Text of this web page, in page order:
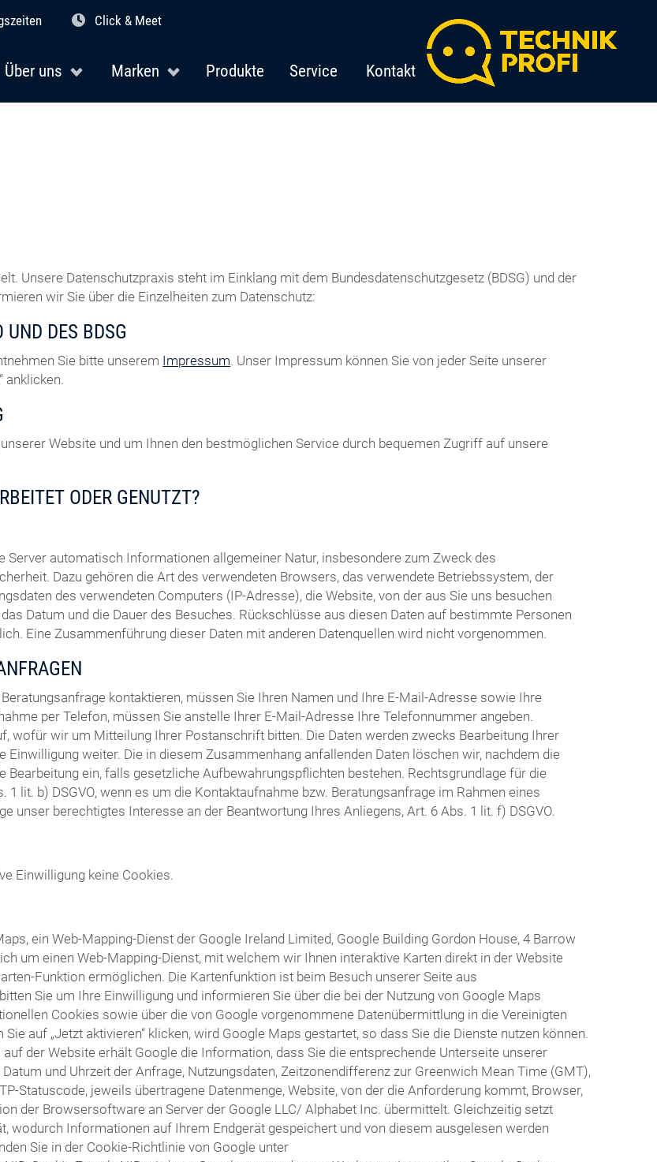
Click & Meet
Über uns Marken Produkte Service Kontakt
Unsere Datenschutzpraxis steht im Einklang mit dem Bundesdatenschutzgesetz (BDSG) und der
wir Sie über die Einzelheiten zum Datenschutz:
DES BDSG
Sie bitte unserem Impressum. Unser Impressum können Sie von jeder Seite unserer
anklicken.
Website und um Ihnen den bestmöglichen Service durch bequemen Zugriff auf unsere
ODER GENUTZT?
Server automatisch Informationen allgemeiner Natur, insbesondere zum Zweck des
Dazu gehören die Art des verwendeten Browsers, das verwendete Betriebssystem, der
des verwendeten Computers (IP-Adresse), die Website, von der aus Sie uns besuchen
Datum und die Dauer des Besuches. Rückschlüsse aus diesen Daten auf bestimmte Personen
Eine Zusammenführung dieser Daten mit anderen Datenquellen wird nicht vorgenommen.
kontaktieren, müssen Sie Ihren Namen und Ihre E-Mail-Adresse sowie Ihre
per Telefon, müssen Sie anstelle Ihrer E-Mail-Adresse Ihre Telefonnummer angeben.
wofür wir um Mitteilung Ihrer Postanschrift bitten. Die Daten werden zwecks Bearbeitung Ihrer
weiter. Die in diesem Zusammenhang anfallenden Daten löschen wir, nachdem die
ein, falls gesetzliche Aufbewahrungspflichten bestehen. Rechtsgrundlage für die
lit. b) DSGVO, wenn es um die Kontaktaufnahme bzw. Beratungsanfrage im Rahmen eines
unser berechtigtes Interesse an der Beantwortung Ihres Anliegens, Art. 6 Abs. 1 lit. f) DSGVO.
Einwilligung keine Cookies.
ein Web-Mapping-Dienst der Google Ireland Limited, Google Building Gordon House, 4 Barrow
um einen Web-Mapping-Dienst, mit welchem wir Ihnen interaktive Karten direkt in der Website
Funktion ermöglichen. Die Kartenfunktion ist beim Besuch unserer Seite aus
Sie um Ihre Einwilligung und informieren Sie über die bei der Nutzung von Google Maps
Cookies sowie über die von Google vorgenommene Datenübermittlung in die Vereinigten
auf „Jetzt aktivieren“ klicken, wird Google Maps gestartet, so dass Sie die Dienste nutzen können.
der Website erhält Google die Information, dass Sie die entsprechende Unterseite unserer
und Uhrzeit der Anfrage, Nutzungsdaten, Zeitzonendifferenz zur Greenwich Mean Time (GMT),
Statuscode, jeweils übertragene Datenmenge, Website, von der die Anforderung kommt, Browser,
der Browsersoftware an Server der Google LLC/ Alphabet Inc. übermittelt. Gleichzeitig setzt
wodurch Informationen auf Ihrem Endgerät gespeichert und von diesem ausgelesen werden
Sie in der Cookie-Richtlinie von Google unter